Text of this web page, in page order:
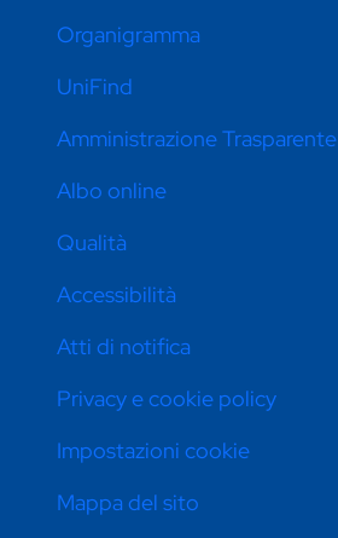
Organigramma
UniFind
Amministrazione Trasparente
Albo online
Qualità
Accessibilità
Atti di notifica
Privacy e cookie policy
Impostazioni cookie
Mappa del sito